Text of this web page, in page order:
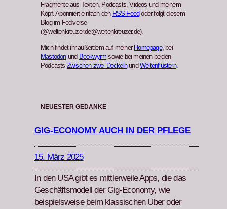
Fragmente aus Texten, Podcasts, Videos und meinem
Kopf. Abonniert einfach den RSS-Feed oder folgt diesem
Blog im Fediverse
(@weltenkreuzer.de@weltenkreuzer.de).
Mich findet ihr außerdem auf meiner Homepage, bei
Mastodonund Bookwyrm sowie bei meinen beiden
Podcasts Zwischen zwei DeckelnundWeltenflüstern.
NEUESTER GEDANKE
GIG-ECONOMY AUCH IN DER PFLEGE
15. März 2025
In den USA gibt es mit­tler­weile Apps, die das
Geschäftsmod­ell der Gig-Econ­o­my, wie
beispiel­sweise beim klas­sis­chen Uber oder